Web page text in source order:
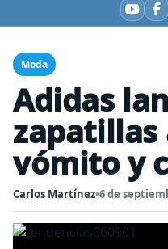
Moda
Adidas
zapatillas
vómito y
Carlos Martínez•6 de